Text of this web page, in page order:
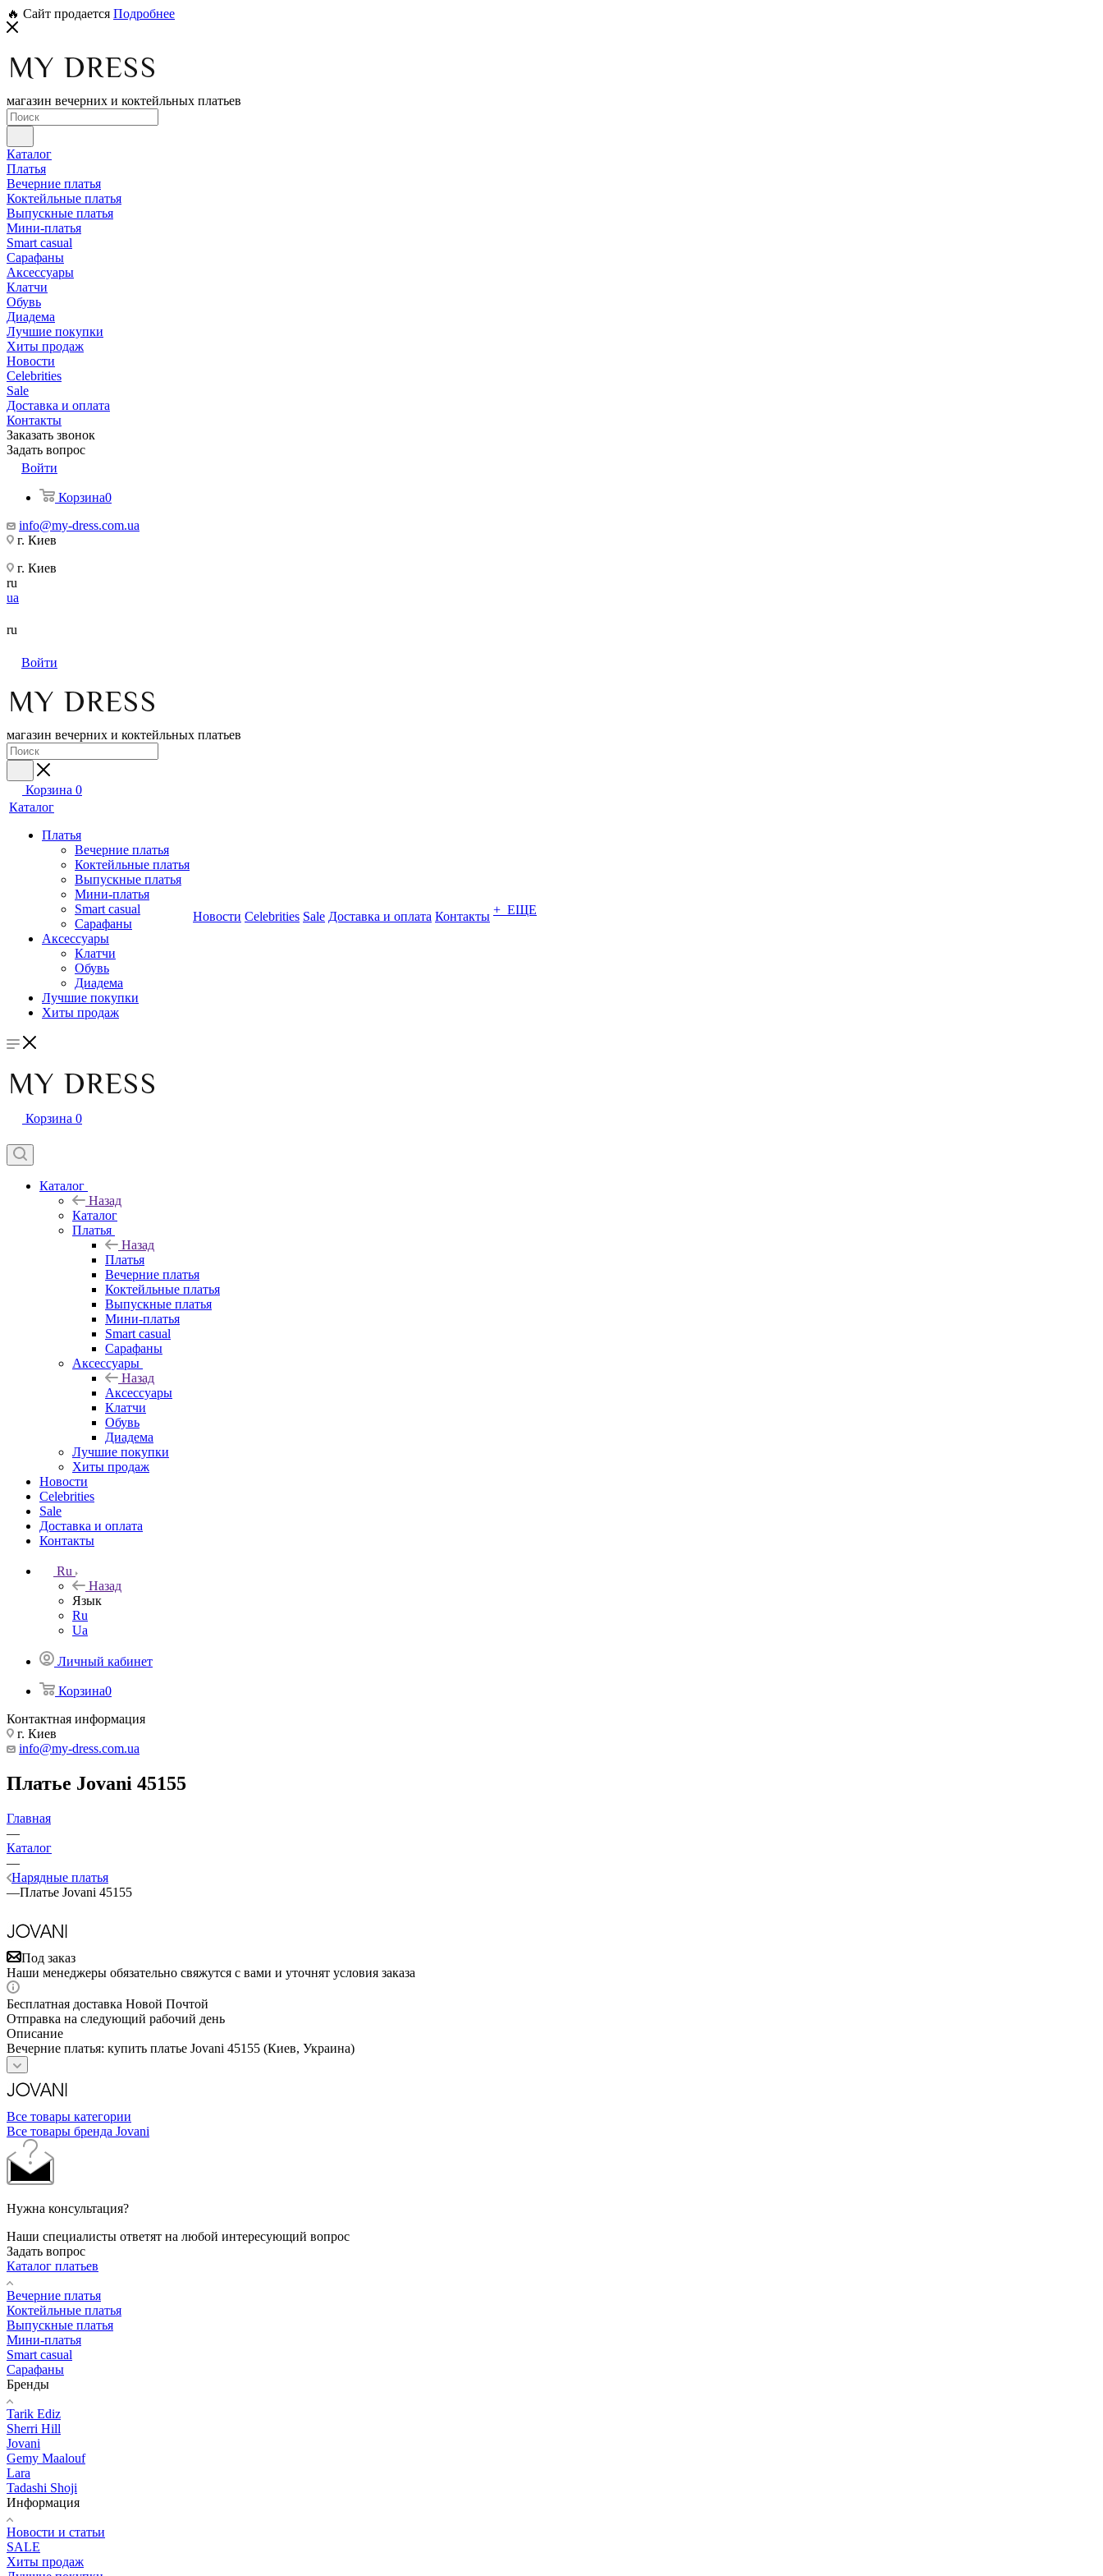
🔥 Сайт продается Подробнее
магазин вечерних и коктейльных платьев
Каталог
Платья
Вечерние платья
Коктейльные платья
Выпускные платья
Мини-платья
Smart casual
Сарафаны
Аксессуары
Клатчи
Обувь
Диадема
Лучшие покупки
Хиты продаж
Новости
Celebrities
Sale
Доставка и оплата
Контакты
Заказать звонок
Задать вопрос
Войти
Корзина0
info@my-dress.com.ua
г. Киев
г. Киев
ru
ua
ru
Войти
магазин вечерних и коктейльных платьев
Корзина 0
Каталог
Платья
Вечерние платья
Коктейльные платья
Выпускные платья
Мини-платья
Smart casual
Сарафаны
Аксессуары
Клатчи
Обувь
Диадема
Лучшие покупки
Хиты продаж
Новости Celebrities Sale Доставка и оплата Контакты + ЕЩЕ
Корзина 0
Каталог
Назад
Каталог
Платья
Назад
Платья
Вечерние платья
Коктейльные платья
Выпускные платья
Мини-платья
Smart casual
Сарафаны
Аксессуары
Назад
Аксессуары
Клатчи
Обувь
Диадема
Лучшие покупки
Хиты продаж
Новости
Celebrities
Sale
Доставка и оплата
Контакты
Ru
Назад
Язык
Ru
Ua
Личный кабинет
Корзина0
Контактная информация
г. Киев
info@my-dress.com.ua
Платье Jovani 45155
Главная
—
Каталог
—
Нарядные платья
—Платье Jovani 45155
Под заказ
Наши менеджеры обязательно свяжутся с вами и уточнят условия заказа
Бесплатная доставка Новой Почтой
Отправка на следующий рабочий день
Описание
Вечерние платья: купить платье Jovani 45155 (Киев, Украина)
Все товары категории
Все товары бренда Jovani
Нужна консультация?
Наши специалисты ответят на любой интересующий вопрос
Задать вопрос
Каталог платьев
Вечерние платья
Коктейльные платья
Выпускные платья
Мини-платья
Smart casual
Сарафаны
Бренды
Tarik Ediz
Sherri Hill
Jovani
Gemy Maalouf
Lara
Tadashi Shoji
Информация
Новости и статьи
SALE
Хиты продаж